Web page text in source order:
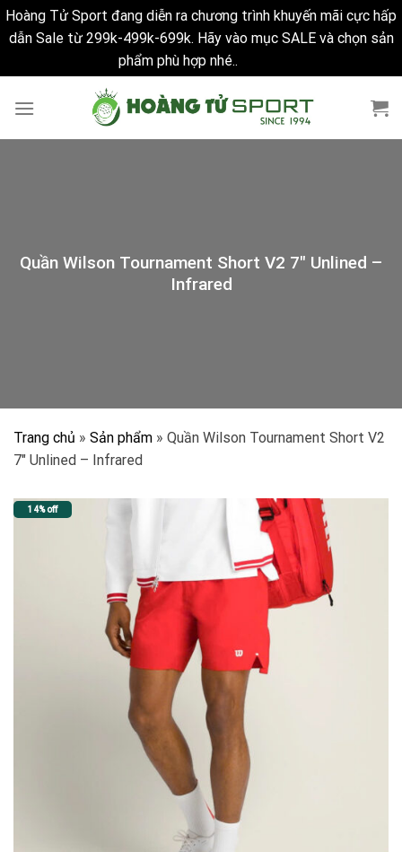
Hoàng Tử Sport đang diễn ra chương trình khuyến mãi cực hấp
dẫn Sale từ 299k-499k-699k. Hãy vào mục SALE và chọn sản
phẩm phù hợp nhé..
Quần Wilson Tournament Short V2 7″ Unlined –
Infrared
Trang chủ » Sản phẩm » Quần Wilson Tournament Short V2
7″ Unlined – Infrared
14% off